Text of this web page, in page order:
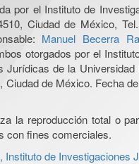
por el Instituto de
Ciudad de México,
Manuel Becerra
otorgados por el
de la
de México. Fecha
la reproducción total o
con fines comerciales.
de Investigaciones